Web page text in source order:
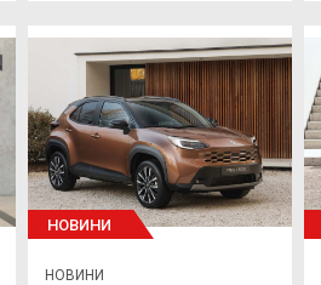
НОВИНИ
НОВИНИ